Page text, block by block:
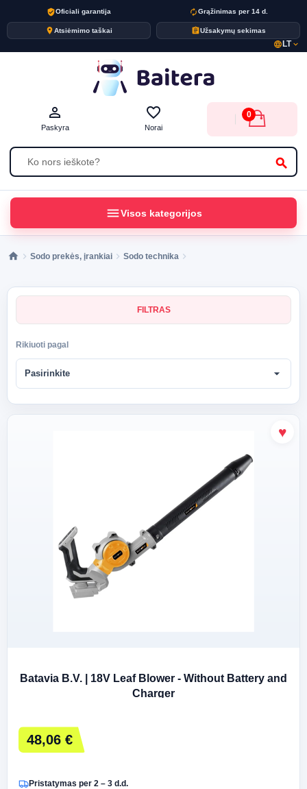
verified_userOficiali garantija autorenewGrąžinimas per 14 d.
placeAtsiėmimo taškai assignmentUžsakymų sekimas
language LTexpand_more
search
person_outline
Paskyra
favorite_border
Norai
0
menuVisos kategorijos
Sodo prekės, įrankiai Sodo technika
FILTRAS
Rikiuoti pagal
Pasirinkite arrow_drop_down
Batavia B.V. | 18V Leaf Blower - Without Battery and
Charger
48,06 €
Pristatymas per 2 – 3 d.d.